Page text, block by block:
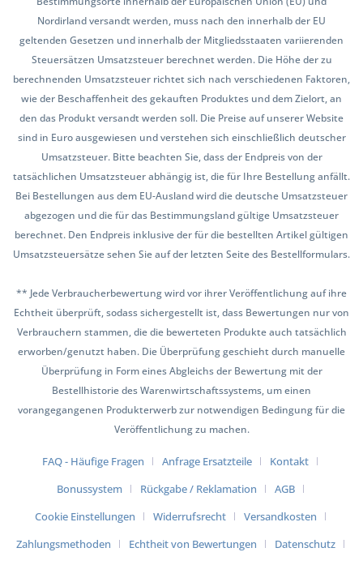
Nordirland versandt werden, muss nach den innerhalb der EU
geltenden Gesetzen und innerhalb der Mitgliedsstaaten variierenden
Steuersätzen Umsatzsteuer berechnet werden. Die Höhe der zu
berechnenden Umsatzsteuer richtet sich nach verschiedenen Faktoren,
wie der Beschaffenheit des gekauften Produktes und dem Zielort, an
den das Produkt versandt werden soll. Die Preise auf unserer Website
sind in Euro ausgewiesen und verstehen sich einschließlich deutscher
Umsatzsteuer. Bitte beachten Sie, dass der Endpreis von der
tatsächlichen Umsatzsteuer abhängig ist, die für Ihre Bestellung anfällt.
Bei Bestellungen aus dem EU-Ausland wird die deutsche Umsatzsteuer
abgezogen und die für das Bestimmungsland gültige Umsatzsteuer
berechnet. Den Endpreis inklusive der für die bestellten Artikel gültigen
Umsatzsteuersätze sehen Sie auf der letzten Seite des Bestellformulars.
** Jede Verbraucherbewertung wird vor ihrer Veröffentlichung auf ihre
Echtheit überprüft, sodass sichergestellt ist, dass Bewertungen nur von
Verbrauchern stammen, die die bewerteten Produkte auch tatsächlich
erworben/genutzt haben. Die Überprüfung geschieht durch manuelle
Überprüfung in Form eines Abgleichs der Bewertung mit der
Bestellhistorie des Warenwirtschaftssystems, um einen
vorangegangenen Produkterwerb zur notwendigen Bedingung für die
Veröffentlichung zu machen.
FAQ - Häufige Fragen Anfrage Ersatzteile
Kontakt
Bonussystem
Rückgabe / Reklamation
AGB
Cookie Einstellungen
Widerrufsrecht
Versandkosten
Zahlungsmethoden
Echtheit von Bewertungen
Datenschutz